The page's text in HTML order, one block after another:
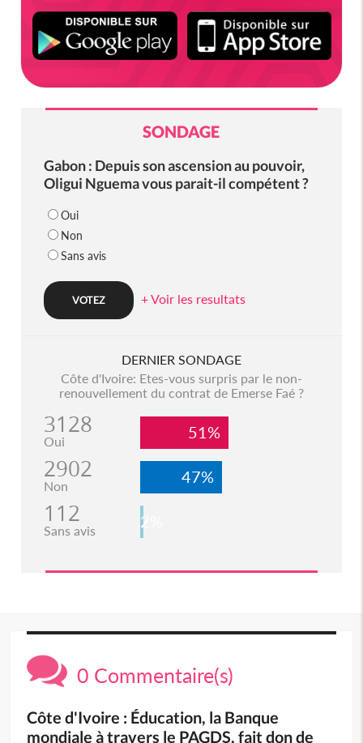
SONDAGE
Gabon : Depuis son ascension au pouvoir,
Oligui Nguema vous parait-il compétent ?
Oui
Non
Sans avis
+ Voir les resultats
DERNIER SONDAGE
Côte d'Ivoire: Etes-vous surpris par le non-
renouvellement du contrat de Emerse Faé ?
3128
Oui 51%
2902
Non 47%
112
Sans avis 2%
0 Commentaire(s)
Côte d'Ivoire : Éducation, la Banque
mondiale à travers le PAGDS, fait don de